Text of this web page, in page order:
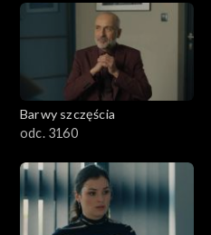
Barwy szczęścia
odc. 3160